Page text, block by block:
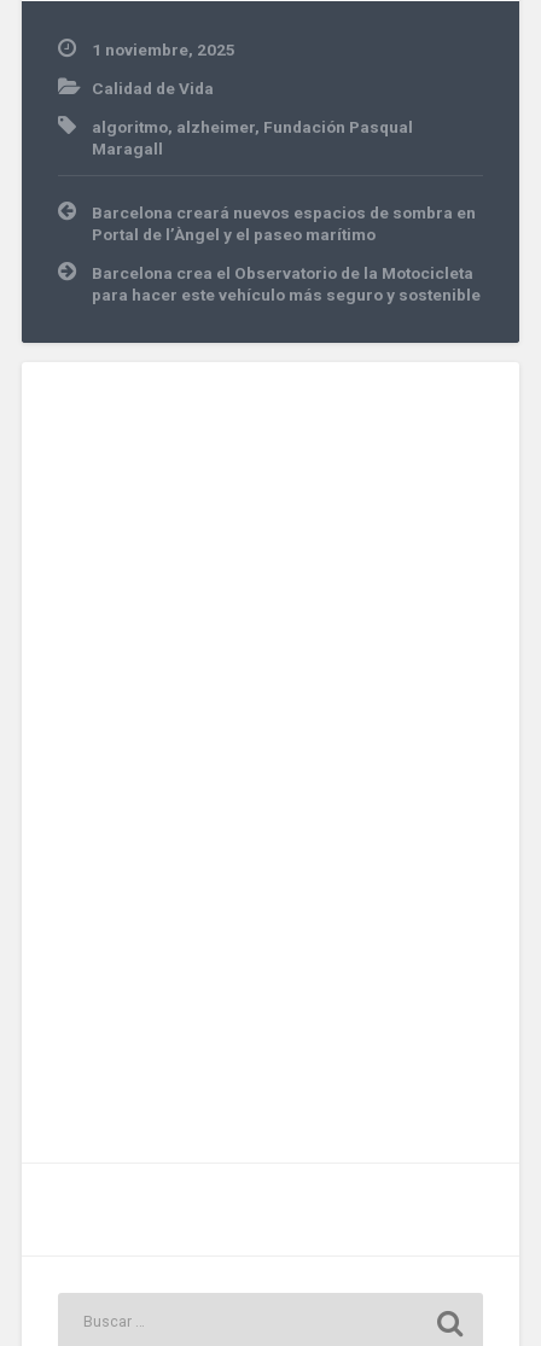
1 noviembre, 2025
Calidad de Vida
algoritmo, alzheimer, Fundación Pasqual
Maragall
Navegación
de
entradas
Barcelona creará nuevos espacios de sombra en
Portal de l’Àngel y el paseo marítimo
Barcelona crea el Observatorio de la Motocicleta
para hacer este vehículo más seguro y sostenible